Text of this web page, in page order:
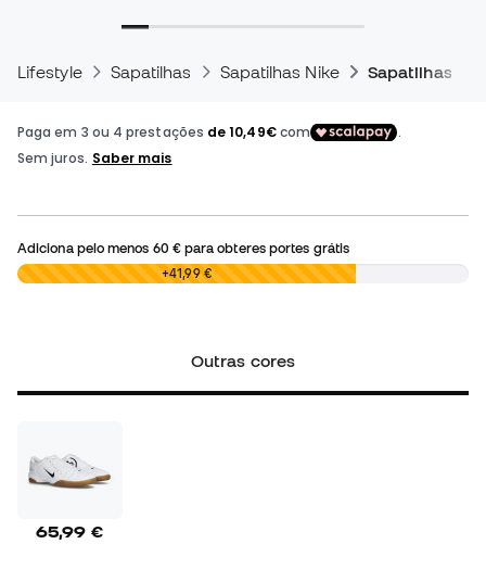
Lifestyle Sapatilhas Sapatilhas Nike Sapatilhas
Adiciona pelo menos 60 €para obteres portes grátis
0,00 € +41,99 €
Outras cores
65,99 €